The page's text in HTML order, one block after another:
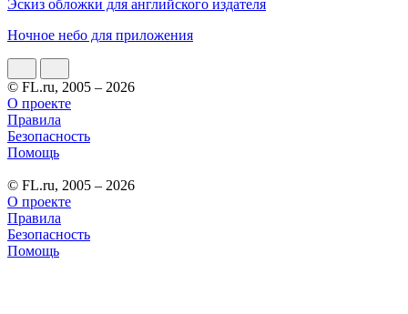
Эскиз обложки для английского издателя
Ночное небо для приложения
© FL.ru, 2005 – 2026
О проекте
Правила
Безопасность
Помощь
© FL.ru, 2005 – 2026
О проекте
Правила
Безопасность
Помощь